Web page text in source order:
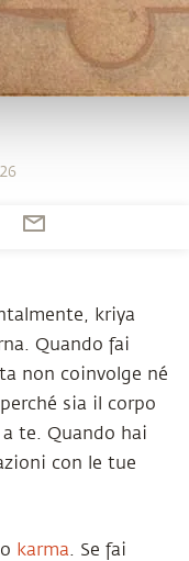
kriya
Quando fai
non coinvolge né
sia il corpo
te. Quando hai
con le tue
karma. Se fai